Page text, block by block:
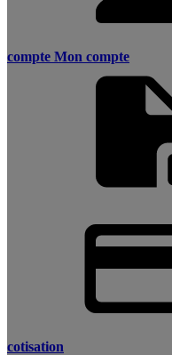
compte Mon compte
cotisation